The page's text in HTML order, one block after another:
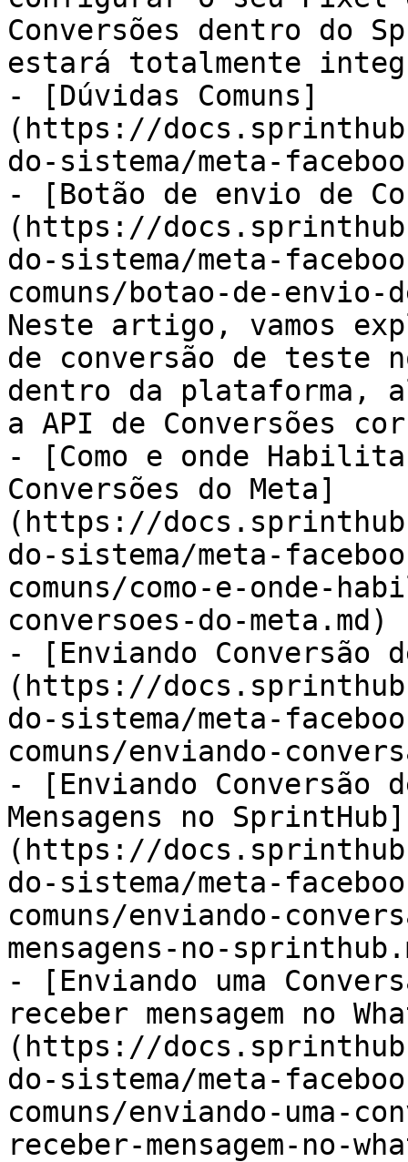
Conversões dentro do
estará totalmente
- [Dúvidas Comuns]
(https://
do-sistema/meta-
- [Botão de envio de
(https://
do-sistema/meta-
comuns/botao-de-
Neste artigo, vamos
de conversão de teste
dentro da plataforma,
a API de Conversões
- [Como e onde
Conversões do Meta]
(https://
do-sistema/meta-
comuns/como-e-onde-
conversoes-do-meta.md)
- [Enviando Conversão
(https://
do-sistema/meta-
comuns/enviando-
- [Enviando Conversão
Mensagens no SprintHub]
(https://
do-sistema/meta-
comuns/enviando-
mensagens-no-
- [Enviando uma
receber mensagem no
(https://
do-sistema/meta-
comuns/enviando-uma-
receber-mensagem-no-